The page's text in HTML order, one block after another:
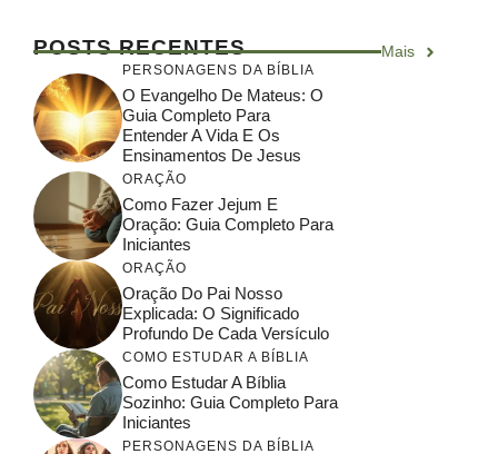
POSTS RECENTES Mais
PERSONAGENS DA BÍBLIA
O Evangelho De Mateus: O
Guia Completo Para
Entender A Vida E Os
Ensinamentos De Jesus
ORAÇÃO
Como Fazer Jejum E
Oração: Guia Completo Para
Iniciantes
ORAÇÃO
Oração Do Pai Nosso
Explicada: O Significado
Profundo De Cada Versículo
COMO ESTUDAR A BÍBLIA
Como Estudar A Bíblia
Sozinho: Guia Completo Para
Iniciantes
PERSONAGENS DA BÍBLIA